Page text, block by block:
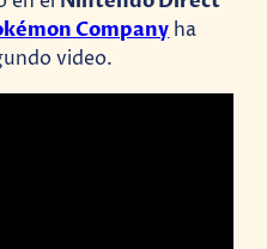
Companyha
video.